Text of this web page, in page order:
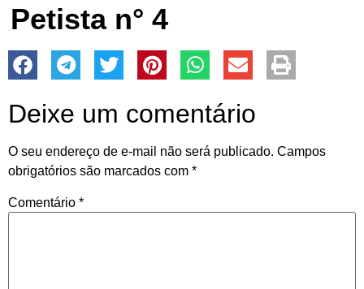
Petista n° 4
Deixe um comentário
O seu endereço de e-mail não será publicado. Campos
obrigatórios são marcados com *
Comentário *